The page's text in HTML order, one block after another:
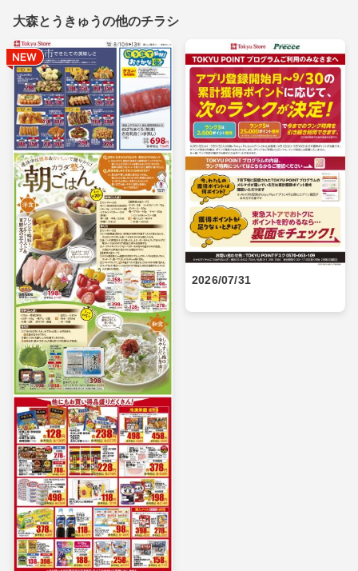
大森とうきゅうの他のチラシ
2026/07/31